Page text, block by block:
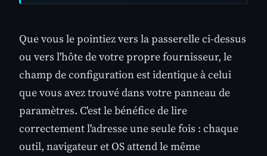
Que vous le pointiez vers la passerelle ci-dessus
ou vers l'hôte de votre propre fournisseur, le
champ de configuration est identique à celui
que vous avez trouvé dans votre panneau de
paramètres. C'est le bénéfice de lire
correctement l'adresse une seule fois : chaque
outil, navigateur et OS attend le même